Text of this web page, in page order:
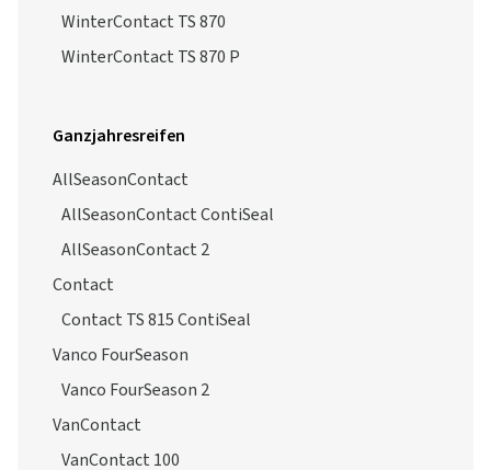
WinterContact TS 870
WinterContact TS 870 P
Ganzjahresreifen
AllSeasonContact
AllSeasonContact ContiSeal
AllSeasonContact 2
Contact
Contact TS 815 ContiSeal
Vanco FourSeason
Vanco FourSeason 2
VanContact
VanContact 100